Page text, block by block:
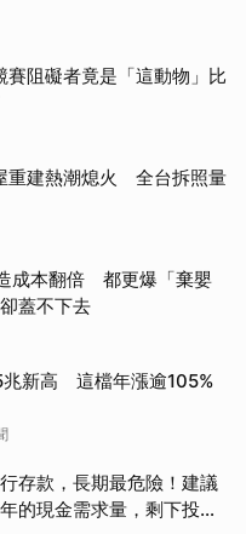
賽阻礙者竟是「這動物」比
重建熱潮熄火 全台拆照量
成本翻倍 都更爆「棄嬰
蓋不下去
兆新高 這檔年漲逾105%
存款，長期最危險！建議
的現金需求量，剩下投資